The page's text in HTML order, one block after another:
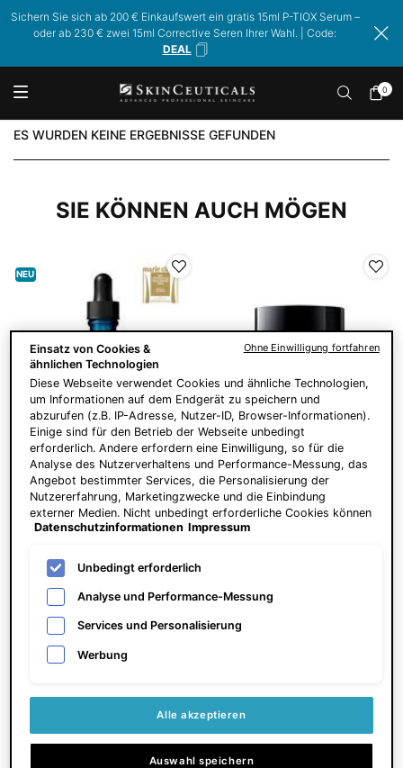
Sichern Sie sich ab 200 € Einkaufswert ein gratis 15ml P-TIOX Serum –
oder ab 230 € zwei 15ml Corrective Seren Ihrer Wahl. | Code:
DEAL
Mein
0
0
Hauptinhalt
ES WURDEN KEINE ERGEBNISSE GEFUNDEN
SIE KÖNNEN AUCH MÖGEN
NEU
A.G.E. Interrupter Ultra Serum
Serum zur Hautstraffung
(1529)
Eine Größe verfügbar
ZUM WARENKORB
Preis pro Einheit (5.500,00 € / 1l)
P-TIOX Cream
Anti‑Falten‑Creme für sichtbaren
Glass Skin Effekt und verfeinerte
Poren
48 ml
150,00 €
Einsatz von Cookies &
ähnlichen Technologien
Diese Webseite verwendet Cookies und ähnliche Technologien,
um Informationen auf dem Endgerät zu speichern und
abzurufen (z.B. IP-Adresse, Nutzer-ID, Browser-Informationen).
Einige sind für den Betrieb der Webseite unbedingt
erforderlich. Andere erfordern eine Einwilligung, so für die
Analyse des Nutzerverhaltens und Performance-Messung, das
Angebot bestimmter Services, die Personalisierung der
Nutzererfahrung, Marketingzwecke und die Einbindung
externer Medien. Nicht unbedingt erforderliche Cookies können
direkt akzeptiert ("Alle akzeptieren") oder abgelehnt ("Ohne
Einstellungen sind ebenfalls möglich und speicherbar ("Auswahl
speichern"). Die Auswahl kann jederzeit unter dem Link
"Cookie-Einstellungen" angepasst werden. Für weitere
Informationen s. unsere Datenschutzinformationen.
Datenschutzinformationen Impressum
Unbedingt erforderlich
Analyse und Performance-Messung
Services und Personalisierung
Werbung
Alle akzeptieren
Auswahl speichern
Ohne Einwilligung fortfahren